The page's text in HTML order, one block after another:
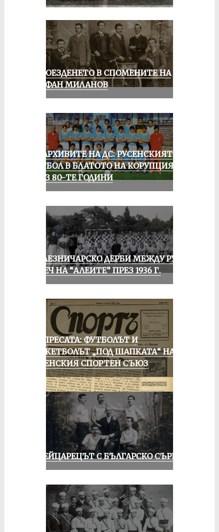
КОЛОЕЗДЕНЕТО В СПОМЕНИТЕ НА
СТЕФАН МИЛАНОВ
ИЗ АРХИВИТЕ НА ДС: РУСЕНСКИЯТ
ФУТБОЛ В БЛАТОТО НА КОРУПЦИЯТА
ПРЕЗ 80-ТЕ ГОДИНИ
ЖЕЛЕЗНИЧАРСКО ДЕРБИ МЕЖДУ РУСЕ
И ПЕЧ НА “АЛЕИТЕ” ПРЕЗ 1936 Г.
ОТ ПРЕСАТА: ФУТБОЛЪТ И
БАСКЕТБОЛЪТ „ПОД ШАПКАТА“ НА
РУСЕНСКИЯ СПОРТЕН СЪЮЗ
ШВЕЙЦАРЕЦЪТ С БЪЛГАРСКО СЪРЦЕ